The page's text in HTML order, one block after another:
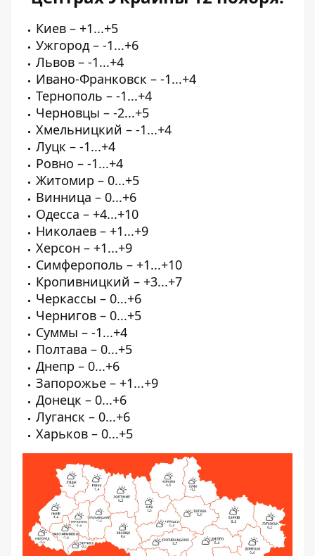
Киев – +1...+5
Ужгород – -1...+6
Львов – -1...+4
Ивано-Франковск – -1...+4
Тернополь – -1...+4
Черновцы – -2...+5
Хмельницкий – -1...+4
Луцк – -1...+4
Ровно – -1...+4
Житомир – 0...+5
Винница – 0...+6
Одесса – +4...+10
Николаев – +1...+9
Херсон – +1...+9
Симферополь – +1...+10
Кропивницкий – +3...+7
Черкассы – 0...+6
Чернигов – 0...+5
Суммы – -1...+4
Полтава – 0...+5
Днепр – 0...+6
Запорожье – +1...+9
Донецк – 0...+6
Луганск – 0...+6
Харьков – 0...+5